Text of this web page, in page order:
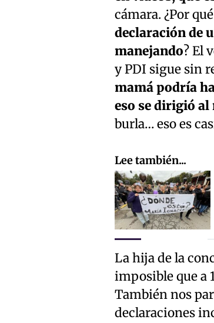
cámara. ¿Por
declaración de
manejando? El
y PDI sigue sin
mamá podría
eso se dirigió al
burla… eso es
Lee también...
La hija de la
imposible que a
También nos
declaraciones